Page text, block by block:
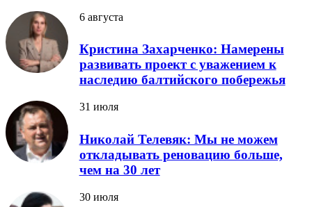
6 августа
Кристина Захарченко: Намерены
развивать проект с уважением к
наследию балтийского побережья
31 июля
Николай Телевяк: Мы не можем
откладывать реновацию больше,
чем на 30 лет
30 июля